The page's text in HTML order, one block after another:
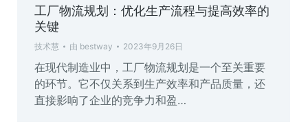
工厂物流规划：优化生产流程与提高效率的
关键
技术慧 由 bestway 2023年9月26日
在现代制造业中，工厂物流规划是一个至关重要
的环节。它不仅关系到生产效率和产品质量，还
直接影响了企业的竞争力和盈…